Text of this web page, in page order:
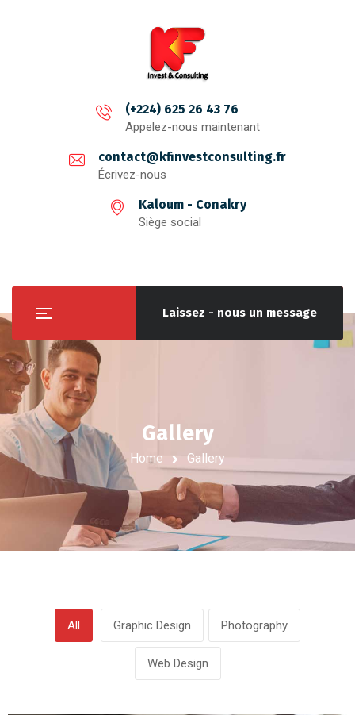
(+224) 625 26 43 76
Appelez-nous maintenant
contact@kfinvestconsulting.fr
Écrivez-nous
Kaloum - Conakry
Siège social
Laissez - nous un message
Gallery
Home Gallery
All Graphic Design Photography
Web Design